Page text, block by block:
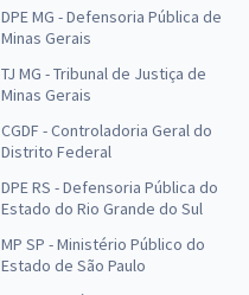
DPE MG - Defensoria Pública de
Minas Gerais
TJ MG - Tribunal de Justiça de
Minas Gerais
CGDF - Controladoria Geral do
Distrito Federal
DPE RS - Defensoria Pública do
Estado do Rio Grande do Sul
MP SP - Ministério Público do
Estado de São Paulo